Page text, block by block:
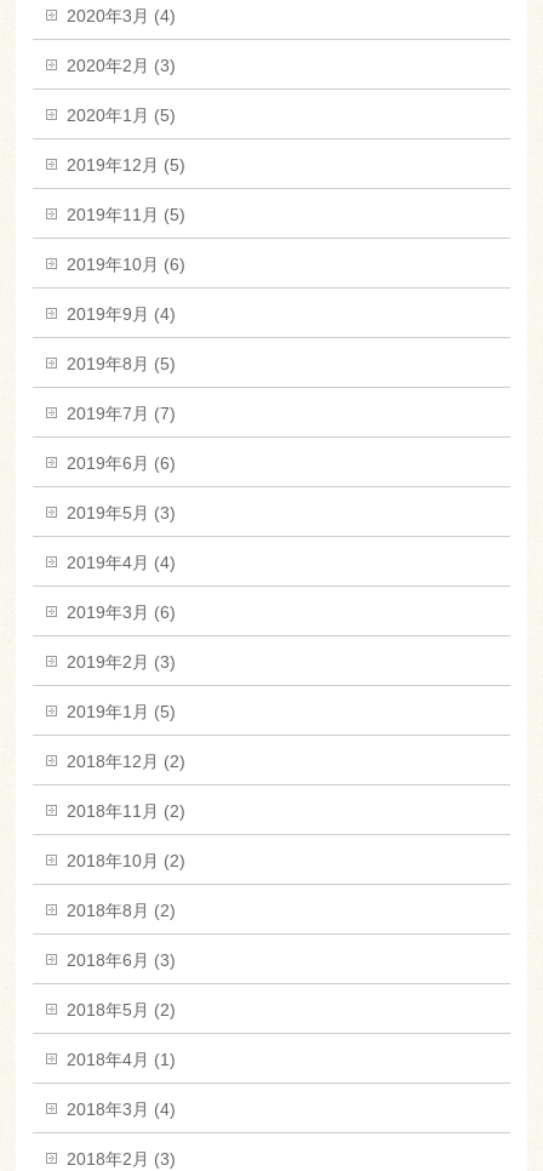
2020年3月 (4)
2020年2月 (3)
2020年1月 (5)
2019年12月 (5)
2019年11月 (5)
2019年10月 (6)
2019年9月 (4)
2019年8月 (5)
2019年7月 (7)
2019年6月 (6)
2019年5月 (3)
2019年4月 (4)
2019年3月 (6)
2019年2月 (3)
2019年1月 (5)
2018年12月 (2)
2018年11月 (2)
2018年10月 (2)
2018年8月 (2)
2018年6月 (3)
2018年5月 (2)
2018年4月 (1)
2018年3月 (4)
2018年2月 (3)